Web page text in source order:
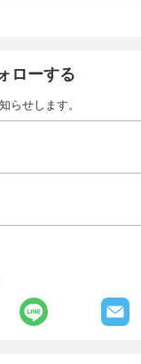
ローする
らせします。